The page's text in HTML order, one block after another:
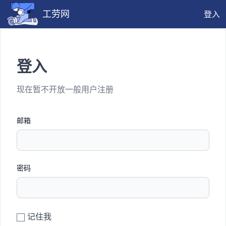
工劳网 登入
登入
现在暂不开放一般用户注册
邮箱
密码
记住我